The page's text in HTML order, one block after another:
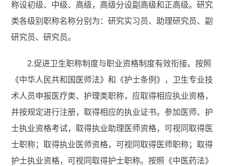
称设初级、中级、高级，高级分设副高级和正高级。研究
类各级别职称名称分别为：研究实习员、助理研究员、副
研究员、研究员。
2.促进卫生职称制度与职业资格制度有效衔接。按照
《中华人民共和国医师法》和《护士条例》，卫生专业技
术人员申报医疗类、护理类职称，应取得相应执业资格，
并按规定进行注册，取得相应的执业证书。参加医师、护
士执业资格考试，取得执业助理医师资格，可视同取得医
士职称；取得执业医师资格，可视同取得医师职称；取得
护士执业资格，可视同取得护士职称。按照《中医药法》